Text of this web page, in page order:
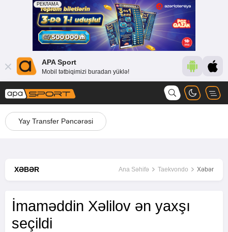
APA Sport
Mobil tətbiqimizi buradan yüklə!
Yay Transfer Pəncərəsi
XƏBƏR Ana Səhifə Taekvondo Xəbər
İmaməddin Xəlilov ən yaxşı
seçildi